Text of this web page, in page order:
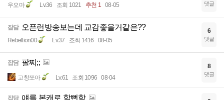
우오마 Lv.36 조회 1021 추천 1 08-05 댓글
잡담 오픈런방송보는데 교감좋을거같은??
Rebellion00 Lv.37 조회 1416 08-05
6
댓글
잡담 팔찌;;
고창쪼아 Lv.61 조회 1096 08-04
8
댓글
잡담 얘를 본캐로 할뻔함